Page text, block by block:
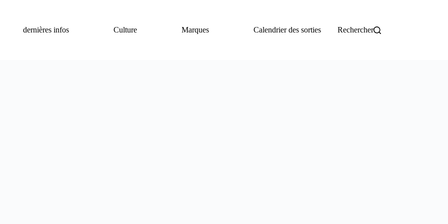
dernières infos
Culture Marques Calendrier des sorties Rechercher